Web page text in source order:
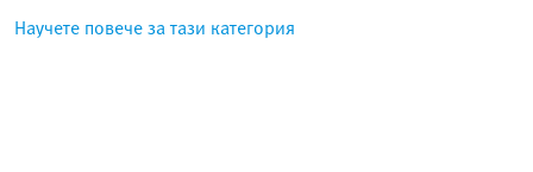
Научете повече за тази категория